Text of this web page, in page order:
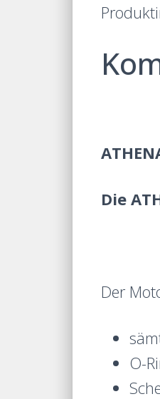
Die
Der
O-